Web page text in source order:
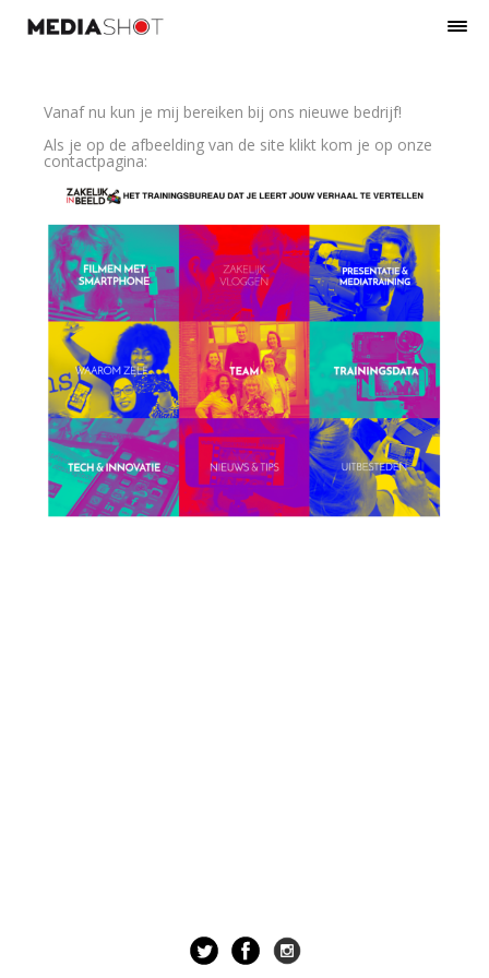
Vanaf nu kun je mij bereiken bij ons nieuwe bedrijf!
Als je op de afbeelding van de site klikt kom je op onze
contactpagina: